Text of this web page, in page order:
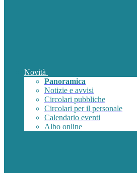
Novità
Panoramica
Notizie e avvisi
Circolari pubbliche
Circolari per il personale
Calendario eventi
Albo online